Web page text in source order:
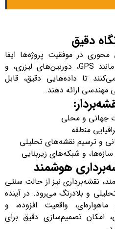
دقیق
در موفقیت پروژه‌ها ایفا
می‌کنند. آنان از دستگاه‌هایی مانند GPS، دوربین‌های لیزری، و
تا داده‌هایی دقیق، قابل
مهندسی ارائه دهند.
جهانی و محلی
منطقه
و ترسیم نقشه‌های تحلیلی
و شبکه‌های زیربنایی
هوشمند
نقشه‌برداری نیز از حالت سنتی
و بلادرنگ می‌رود. در آینده
واقعیت افزوده، و
امکان تصمیم‌سازی دقیق برای